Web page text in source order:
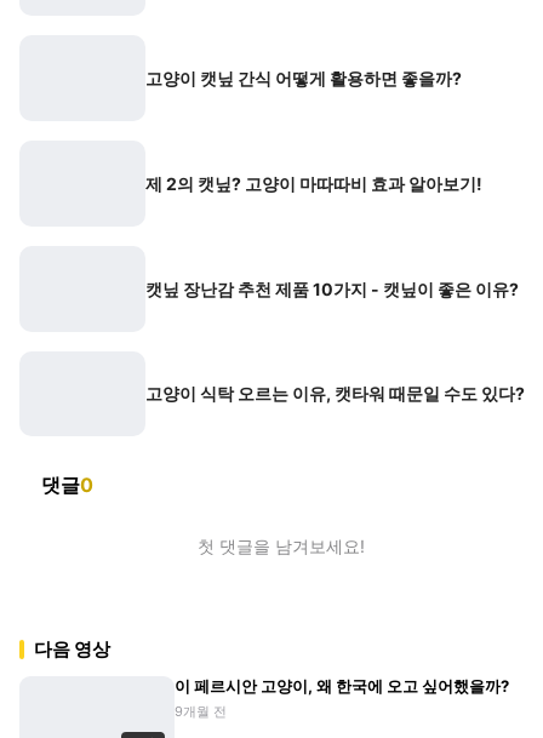
고양이 캣닢 간식 어떻게 활용하면 좋을까?
제 2의 캣닢? 고양이 마따따비 효과 알아보기!
캣닢 장난감 추천 제품 10가지 - 캣닢이 좋은 이유?
고양이 식탁 오르는 이유, 캣타워 때문일 수도 있다?
댓글0
첫 댓글을 남겨보세요!
다음 영상
이 페르시안 고양이, 왜 한국에 오고 싶어했을까?
9개월 전